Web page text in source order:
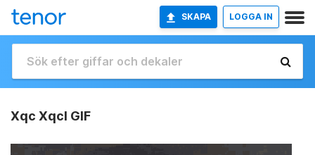
SKAPA LOGGA IN
Xqc Xqcl GIF